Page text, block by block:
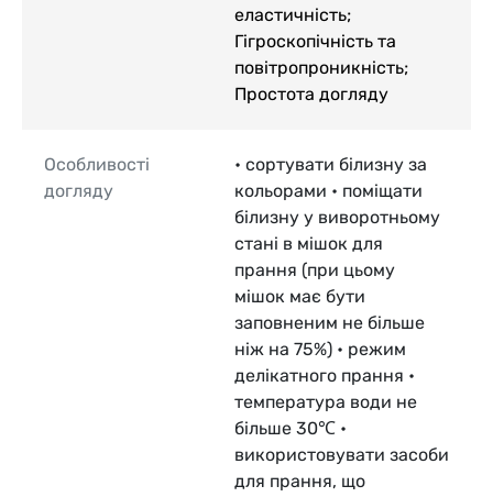
еластичність;
Гігроскопічність та
повітропроникність;
Простота догляду
Особливості
догляду
• сортувати білизну за
кольорами • поміщати
білизну у виворотньому
стані в мішок для
прання (при цьому
мішок має бути
заповненим не більше
ніж на 75%) • режим
делікатного прання •
температура води не
більше 30℃ •
використовувати засоби
для прання, що